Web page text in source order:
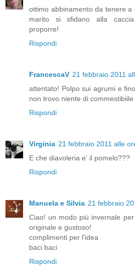
ottimo abbinamento da tenere
marito si sfidano alla
proporre!
Rispondi
FrancescaV 21 febbraio 2011
attentato! Polpo sui agrumi e
non trovo niente di
Rispondi
Virginia 21 febbraio 2011 alle
E che diavoleria e' il pomelo???
Rispondi
Manuela e Silvia 21 febbraio
Ciao! un modo più invernale
originale e gustoso!
complimenti per l'idea
baci baci
Rispondi